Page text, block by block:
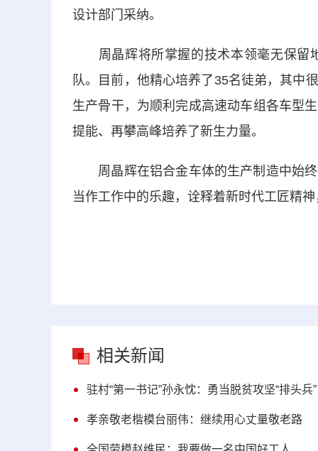
设计部门采纳。
周晶辉将所掌握的技术本领毫无保留
队。目前，他精心培养了35名徒弟，其中
生产骨干，为顺利完成高速动车组各车型
提能、再攀高峰培养了新生力量。
周晶辉在铝合金车体的生产制造中始终
当作工作中的乐趣，诠释着新时代工匠精
相关新闻
驻村“第一书记”孙永忱：勇当脱贫攻坚“排头兵”
孝亲敬老楷模台丽伟：继续用心丈量敬老路